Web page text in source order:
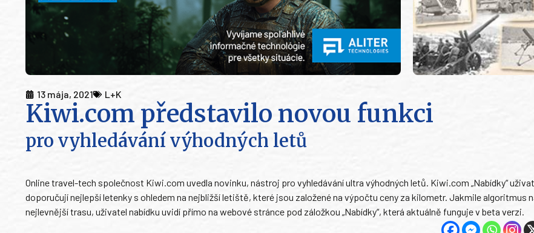
13 mája, 2021 L+K
Kiwi.com představilo novou funkci
pro vyhledávání výhodných letů
Online travel-tech společnost Kiwi.com uvedla novinku, nástroj pro vyhledávání ultra výhodných letů. Kiwi.com „Nabídky“
doporučují nejlepší letenky s ohledem na nejbližší letiště, které jsou založené na výpočtu ceny za kilometr. Jakmile algoritmus
nejlevnější trasu, uživatel nabídku uvidí přímo na webové stránce pod záložkou „Nabídky“, která aktuálně funguje v beta verzi.